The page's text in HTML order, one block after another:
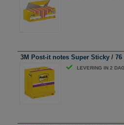
3M Post-it notes Super Sticky / 76
LEVERING IN 2